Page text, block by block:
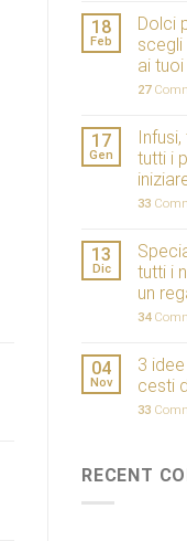
18
Feb
Dolci
scegli
ai
27
17
Gen
tutti i
33
13
Dic
tutti i
un
34
04
Nov
3
cesti
33
RECENT